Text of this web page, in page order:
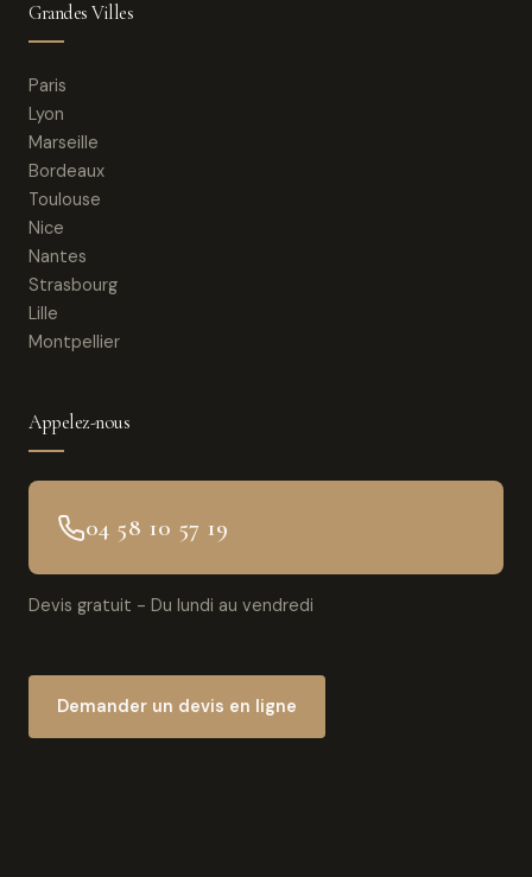
Grandes Villes
Paris
Lyon
Marseille
Bordeaux
Toulouse
Nice
Nantes
Strasbourg
Lille
Montpellier
Appelez-nous
04 58 10 57 19
Devis gratuit - Du lundi au vendredi
Demander un devis en ligne